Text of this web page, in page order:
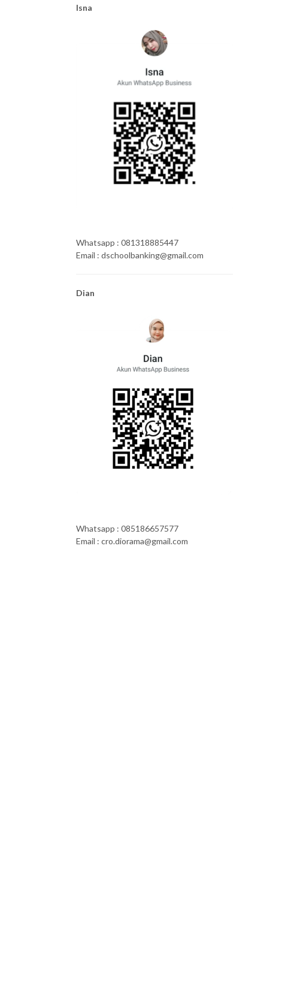
Isna
Whatsapp : 081318885447
Email : dschoolbanking@gmail.com
Dian
Whatsapp : 085186657577
Email : cro.diorama@gmail.com